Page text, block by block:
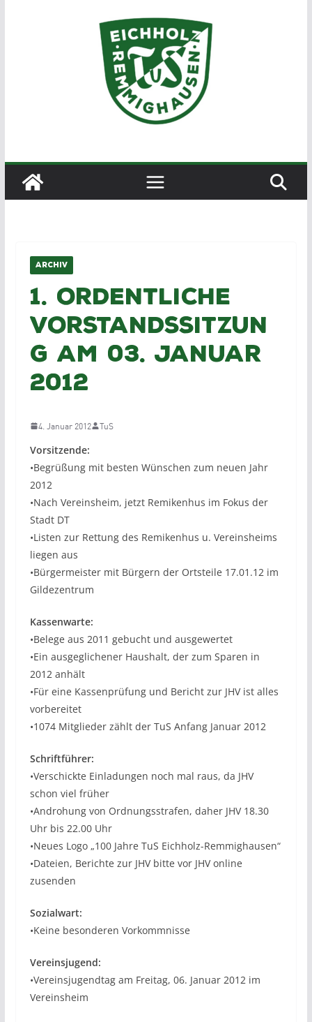
ARCHIV
1. Ordentliche
Vorstandssitzun
g am 03. Januar
2012
4. Januar 2012 TuS
Vorsitzende:
•Begrüßung mit besten Wünschen zum neuen Jahr
2012
•Nach Vereinsheim, jetzt Remikenhus im Fokus der
Stadt DT
•Listen zur Rettung des Remikenhus u. Vereinsheims
liegen aus
•Bürgermeister mit Bürgern der Ortsteile 17.01.12 im
Gildezentrum
Kassenwarte:
•Belege aus 2011 gebucht und ausgewertet
•Ein ausgeglichener Haushalt, der zum Sparen in
2012 anhält
•Für eine Kassenprüfung und Bericht zur JHV ist alles
vorbereitet
•1074 Mitglieder zählt der TuS Anfang Januar 2012
Schriftführer:
•Verschickte Einladungen noch mal raus, da JHV
schon viel früher
•Androhung von Ordnungsstrafen, daher JHV 18.30
Uhr bis 22.00 Uhr
•Neues Logo „100 Jahre TuS Eichholz-Remmighausen“
•Dateien, Berichte zur JHV bitte vor JHV online
zusenden
Sozialwart:
•Keine besonderen Vorkommnisse
Vereinsjugend:
•Vereinsjugendtag am Freitag, 06. Januar 2012 im
Vereinsheim